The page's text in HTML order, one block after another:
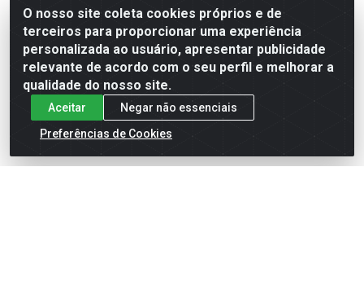
O nosso site coleta cookies próprios e de
terceiros para proporcionar uma experiência
personalizada ao usuário, apresentar publicidade
relevante de acordo com o seu perfil e melhorar a
qualidade do nosso site.
Aceitar
Negar não essenciais
Preferências de Cookies
Formas de Pagamento